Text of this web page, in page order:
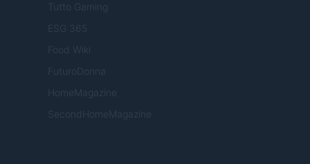
Tutto Gaming
ESG 365
Food Wiki
FuturoDonna
HomeMagazine
SecondHomeMagazine